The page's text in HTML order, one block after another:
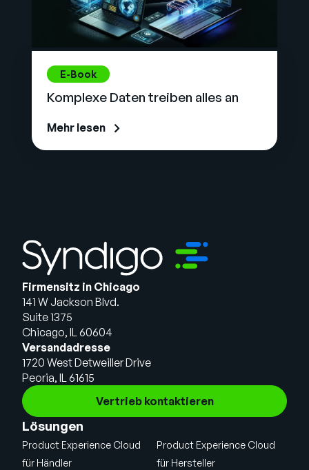
E-Book
Komplexe Daten treiben alles an
Mehr lesen
Firmensitz in Chicago
141 W Jackson Blvd.
Suite 1375
Chicago, IL 60604
Versandadresse
1720 West Detweiller Drive
Peoria, IL 61615
Vertrieb kontaktieren
Lösungen
Product Experience Cloud
für Händler
Product Experience Cloud
für Hersteller